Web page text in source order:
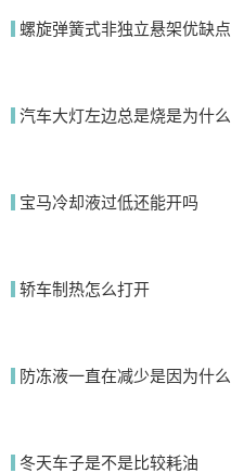
螺旋弹簧式非独立悬架优缺点
汽车大灯左边总是烧是为什么
宝马冷却液过低还能开吗
轿车制热怎么打开
防冻液一直在减少是因为什么
冬天车子是不是比较耗油